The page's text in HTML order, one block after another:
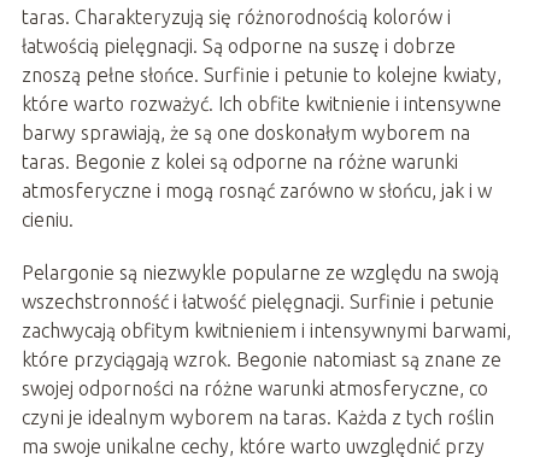
taras. Charakteryzują się różnorodnością kolorów i
łatwością pielęgnacji. Są odporne na suszę i dobrze
znoszą pełne słońce. Surfinie i petunie to kolejne kwiaty,
które warto rozważyć. Ich obfite kwitnienie i intensywne
barwy sprawiają, że są one doskonałym wyborem na
taras. Begonie z kolei są odporne na różne warunki
atmosferyczne i mogą rosnąć zarówno w słońcu, jak i w
cieniu.
Pelargonie są niezwykle popularne ze względu na swoją
wszechstronność i łatwość pielęgnacji. Surfinie i petunie
zachwycają obfitym kwitnieniem i intensywnymi barwami,
które przyciągają wzrok. Begonie natomiast są znane ze
swojej odporności na różne warunki atmosferyczne, co
czyni je idealnym wyborem na taras. Każda z tych roślin
ma swoje unikalne cechy, które warto uwzględnić przy